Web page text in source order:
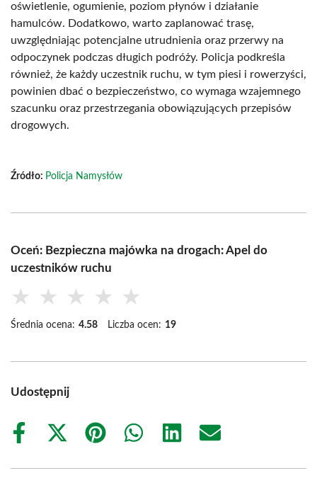
oświetlenie, ogumienie, poziom płynów i działanie
hamulców. Dodatkowo, warto zaplanować trasę,
uwzględniając potencjalne utrudnienia oraz przerwy na
odpoczynek podczas długich podróży. Policja podkreśla
również, że każdy uczestnik ruchu, w tym piesi i rowerzyści,
powinien dbać o bezpieczeństwo, co wymaga wzajemnego
szacunku oraz przestrzegania obowiązujących przepisów
drogowych.
Źródło: Policja Namysłów
Oceń: Bezpieczna majówka na drogach: Apel do
uczestników ruchu
★ ★ ★ ★ ★
Średnia ocena: 4.58 Liczba ocen: 19
Udostępnij
Share
Share
(Twitter)
Share
Share
Share
Share